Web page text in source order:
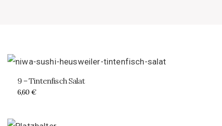
9 – Tintenfisch Salat
6,60 €